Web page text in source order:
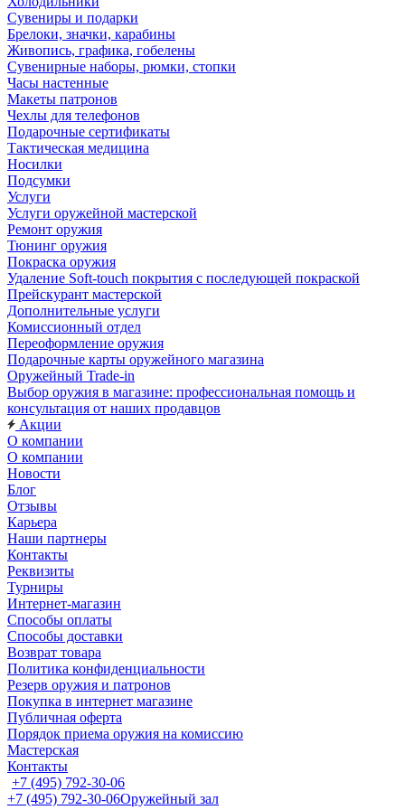
Сувениры и подарки
Брелоки, значки, карабины
Живопись, графика, гобелены
Сувенирные наборы, рюмки, стопки
Часы настенные
Макеты патронов
Чехлы для телефонов
Подарочные сертификаты
Тактическая медицина
Носилки
Подсумки
Услуги
Услуги оружейной мастерской
Ремонт оружия
Тюнинг оружия
Покраска оружия
Удаление Soft-touch покрытия с последующей покраской
Прейскурант мастерской
Дополнительные услуги
Комиссионный отдел
Переоформление оружия
Подарочные карты оружейного магазина
Оружейный Trade-in
Выбор оружия в магазине: профессиональная помощь и
консультация от наших продавцов
Акции
О компании
О компании
Новости
Блог
Отзывы
Карьера
Наши партнеры
Контакты
Реквизиты
Турниры
Интернет-магазин
Способы оплаты
Способы доставки
Возврат товара
Политика конфиденциальности
Резерв оружия и патронов
Покупка в интернет магазине
Публичная оферта
Порядок приема оружия на комиссию
Мастерская
Контакты
+7 (495) 792-30-06
+7 (495) 792-30-06Оружейный зал